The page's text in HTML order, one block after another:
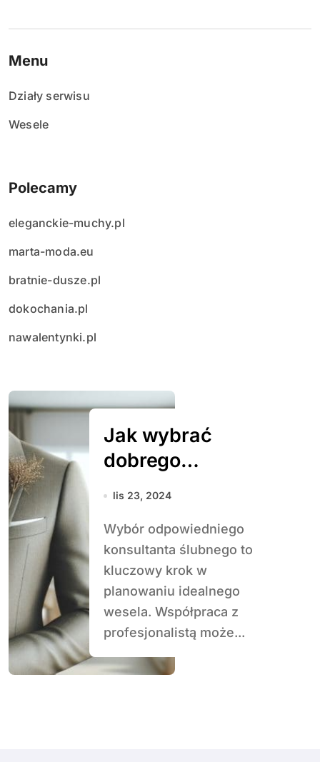
Menu
Działy serwisu
Wesele
Polecamy
eleganckie-muchy.pl
marta-moda.eu
bratnie-dusze.pl
dokochania.pl
nawalentynki.pl
Jak wybrać
dobrego
konsultanta
lis 23, 2024
Wybór odpowiedniego
konsultanta ślubnego to
kluczowy krok w
planowaniu idealnego
wesela. Współpraca z
profesjonalistą może...